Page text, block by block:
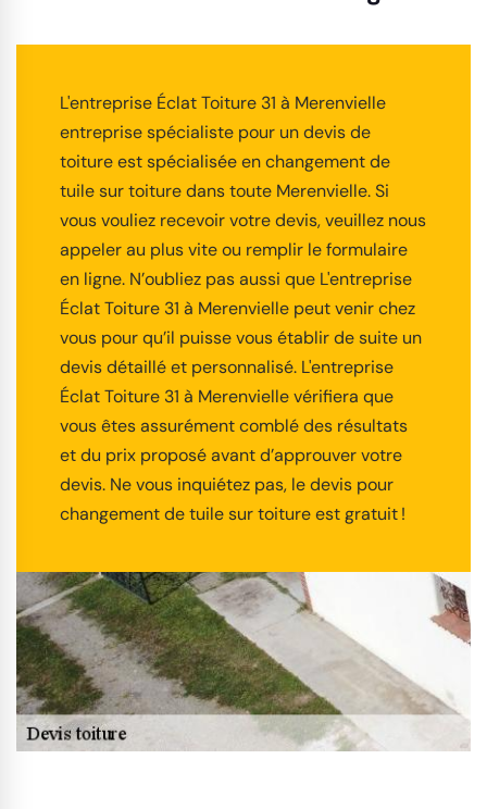
L'entreprise Éclat Toiture 31 à Merenvielle
entreprise spécialiste pour un devis de
toiture est spécialisée en changement de
tuile sur toiture dans toute Merenvielle. Si
vous vouliez recevoir votre devis, veuillez nous
appeler au plus vite ou remplir le formulaire
en ligne. N’oubliez pas aussi que L'entreprise
Éclat Toiture 31 à Merenvielle peut venir chez
vous pour qu’il puisse vous établir de suite un
devis détaillé et personnalisé. L'entreprise
Éclat Toiture 31 à Merenvielle vérifiera que
vous êtes assurément comblé des résultats
et du prix proposé avant d’approuver votre
devis. Ne vous inquiétez pas, le devis pour
changement de tuile sur toiture est gratuit !